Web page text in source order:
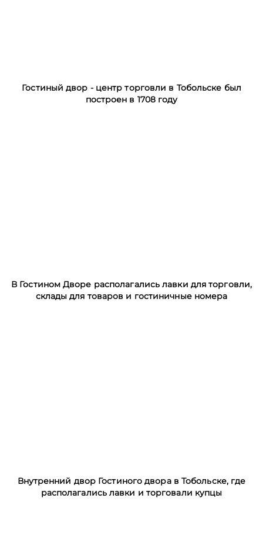
Гостиный двор - центр торговли в Тобольске был
построен в 1708 году
В Гостином Дворе располагались лавки для торговли,
склады для товаров и гостиничные номера
Внутренний двор Гостиного двора в Тобольске, где
располагались лавки и торговали купцы